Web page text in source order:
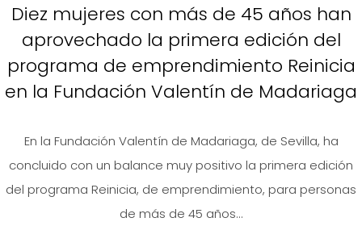
Diez mujeres con más de 45 años han
aprovechado la primera edición del
programa de emprendimiento Reinicia
en la Fundación Valentín de Madariaga
En la Fundación Valentín de Madariaga, de Sevilla, ha
concluido con un balance muy positivo la primera edición
del programa Reinicia, de emprendimiento, para personas
de más de 45 años...